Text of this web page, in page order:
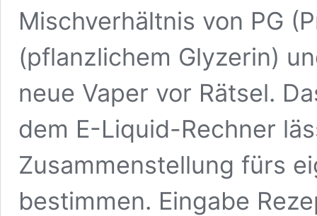
Mischverhältnis von PG
(pflanzlichem Glyzerin)
neue Vaper vor Rätsel.
dem E-Liquid-Rechner
Zusammenstellung fürs
bestimmen. Eingabe